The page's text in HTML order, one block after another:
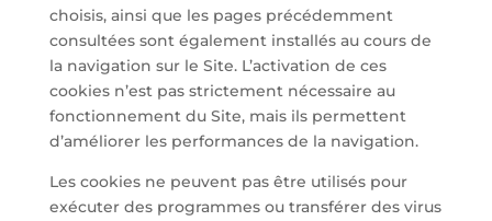
choisis, ainsi que les pages précédemment
consultées sont également installés au cours de
la navigation sur le Site. L’activation de ces
cookies n’est pas strictement nécessaire au
fonctionnement du Site, mais ils permettent
d’améliorer les performances de la navigation.
Les cookies ne peuvent pas être utilisés pour
exécuter des programmes ou transférer des virus